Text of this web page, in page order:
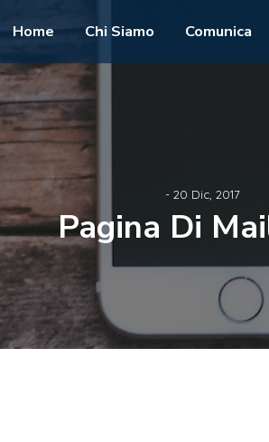
Home Chi Siamo Comunica
- 20 Dic, 2017
Pagina Di